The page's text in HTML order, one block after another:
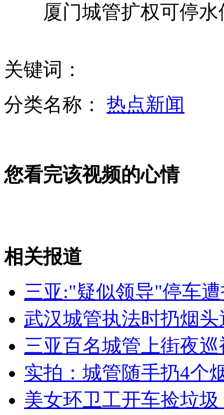
美科学家称身材微胖可能活得更久
成龙携黄义达等赴山村献爱心
山西运城恶犬咬伤多人 警民合力深夜将其击毙
无痛分娩是否安全 医生回应
外交部：反对强权政治霸凌主义
外交部：有关国家言论片面不公正
厦门城管扩权可停水
关键词：
分类名称： 热点新闻
您看完该视频的心情
相关报道
三亚:"疑似领导"停车
武汉城管执法时扔烟
三亚百名城管上街夜
实拍：城管随手扔4个
美女环卫工开车捡垃